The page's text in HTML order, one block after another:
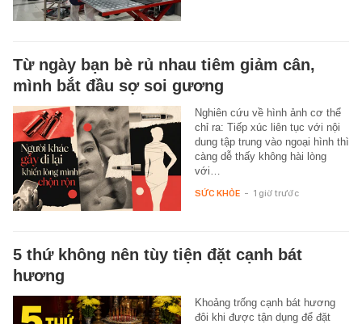
Từ ngày bạn bè rủ nhau tiêm giảm cân,
mình bắt đầu sợ soi gương
Nghiên cứu về hình ảnh cơ thể
chỉ ra: Tiếp xúc liên tục với nội
dung tập trung vào ngoại hình thì
càng dễ thấy không hài lòng
với…
SỨC KHỎE - 1 giờ trước
5 thứ không nên tùy tiện đặt cạnh bát
hương
Khoảng trống cạnh bát hương
đôi khi được tận dụng để đặt